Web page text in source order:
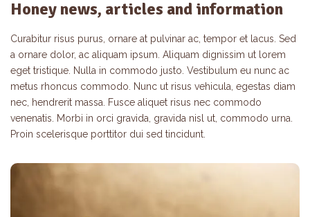
Honey news, articles and information
Curabitur risus purus, ornare at pulvinar ac, tempor et lacus. Sed
a ornare dolor, ac aliquam ipsum. Aliquam dignissim ut lorem
eget tristique. Nulla in commodo justo. Vestibulum eu nunc ac
metus rhoncus commodo. Nunc ut risus vehicula, egestas diam
nec, hendrerit massa. Fusce aliquet risus nec commodo
venenatis. Morbi in orci gravida, gravida nisl ut, commodo urna.
Proin scelerisque porttitor dui sed tincidunt.